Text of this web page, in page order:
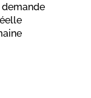
demande